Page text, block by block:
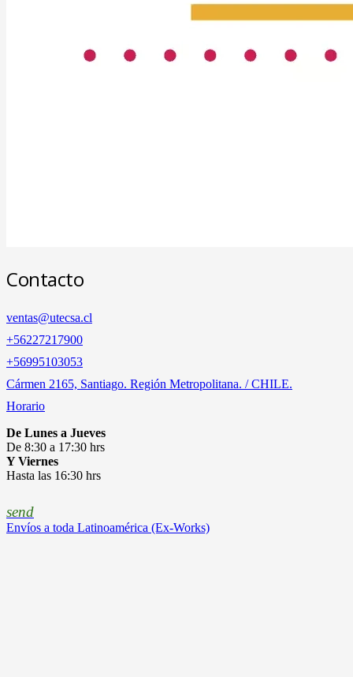
Contacto
ventas@utecsa.cl
+56227217900
‎+56995103053
Cármen 2165, Santiago. Región Metropolitana. / CHILE.
Horario
De Lunes a Jueves
De 8:30 a 17:30 hrs
Y Viernes
Hasta las 16:30 hrs
send
Envíos a toda Latinoamérica (Ex-Works)